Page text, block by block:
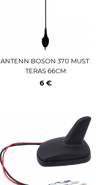
ANTENN BOSON 370 MUST.
TERAS 66CM
6 €